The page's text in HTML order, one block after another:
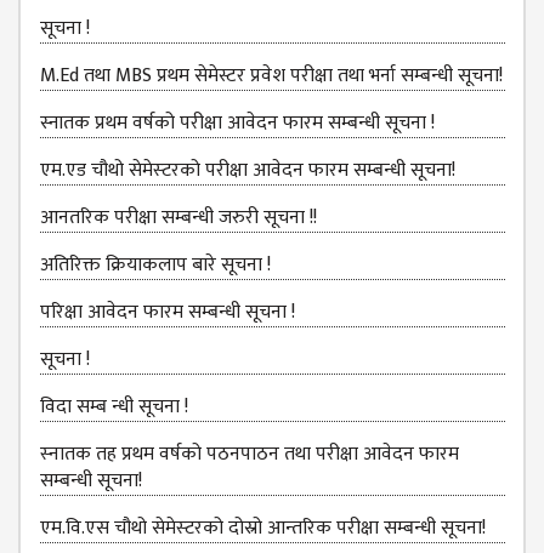
PRACTICE
TEACHING
MANAGEMENT
CELL
DEPARTMENT
ECA
DEPARTMENT
NEPALI
DEPARTMENT
ENGLISH
DEPARTMENT
HUMANITIES &
SOCIAL
SCIENCE
DEPARTMENT
सूचना !
M.Ed तथा MBS प्रथम सेमेस्टर प्रवेश परीक्षा तथा भर्ना सम्बन्धी सूचना!
स्नातक प्रथम वर्षको परीक्षा आवेदन फारम सम्बन्धी सूचना !
एम.एड चौथो सेमेस्‍टरको परीक्षा आवेदन फारम सम्बन्धी सूचना!
आनतरिक परीक्षा सम्बन्धी जरुरी सूचना !!
अतिरिक्त क्रियाकलाप बारे सूचना !
परिक्षा आवेदन फारम सम्बन्धी सूचना !
सूचना !
विदा सम्ब न्धी सूचना !
स्‍नातक तह प्रथम वर्षको पठनपाठन तथा परीक्षा आवेदन फारम
सम्बन्धी सूचना!
एम.वि.एस चौथो सेमेस्‍टरको दोस्रो आन्तरिक परीक्षा सम्बन्धी सूचना!